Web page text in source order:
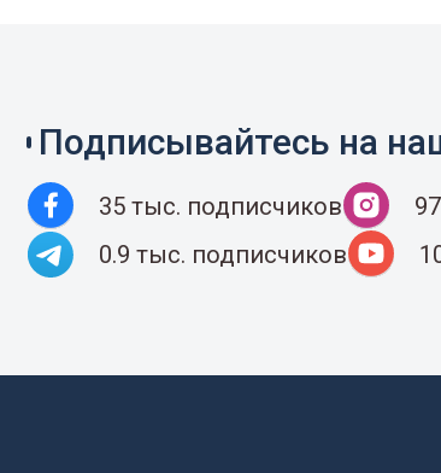
Подписывайтесь на
35 тыс. подписчиков
0.9 тыс. подписчиков